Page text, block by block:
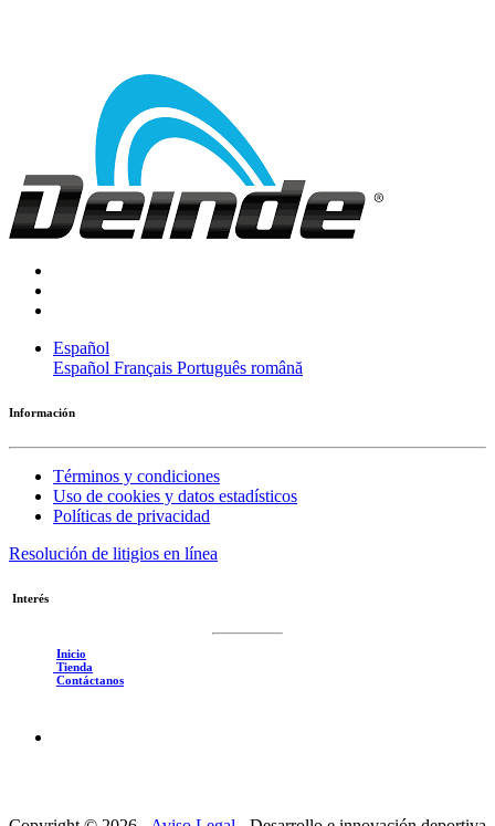
Español
Español Français Português română
Información
Términos y condiciones
Uso de cookies y datos estadísticos
Políticas de privacidad
Resolución de litigios en línea
Interés
Inicio
Tienda
Contáctanos